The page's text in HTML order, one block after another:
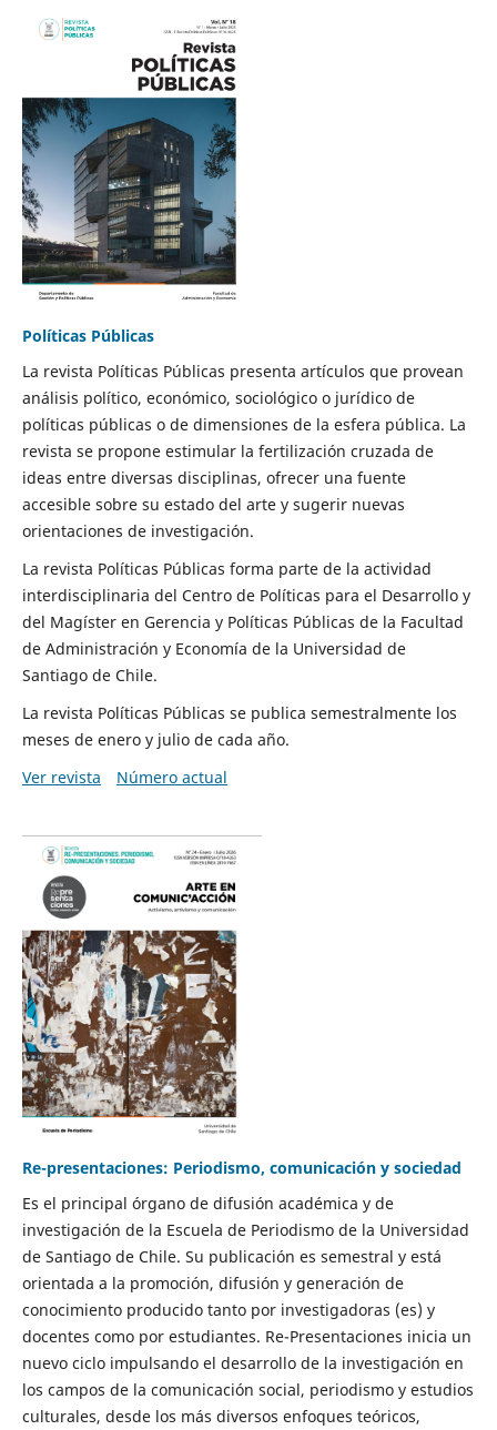
Políticas Públicas
La revista Políticas Públicas presenta artículos que provean
análisis político, económico, sociológico o jurídico de
políticas públicas o de dimensiones de la esfera pública. La
revista se propone estimular la fertilización cruzada de
ideas entre diversas disciplinas, ofrecer una fuente
accesible sobre su estado del arte y sugerir nuevas
orientaciones de investigación.
La revista Políticas Públicas forma parte de la actividad
interdisciplinaria del Centro de Políticas para el Desarrollo y
del Magíster en Gerencia y Políticas Públicas de la Facultad
de Administración y Economía de la Universidad de
Santiago de Chile.
La revista Políticas Públicas se publica semestralmente los
meses de enero y julio de cada año.
Ver revista
Número actual
Re-presentaciones: Periodismo, comunicación y sociedad
Es el principal órgano de difusión académica y de
investigación de la Escuela de Periodismo de la Universidad
de Santiago de Chile. Su publicación es semestral y está
orientada a la promoción, difusión y generación de
conocimiento producido tanto por investigadoras (es) y
docentes como por estudiantes. Re-Presentaciones inicia un
nuevo ciclo impulsando el desarrollo de la investigación en
los campos de la comunicación social, periodismo y estudios
culturales, desde los más diversos enfoques teóricos,